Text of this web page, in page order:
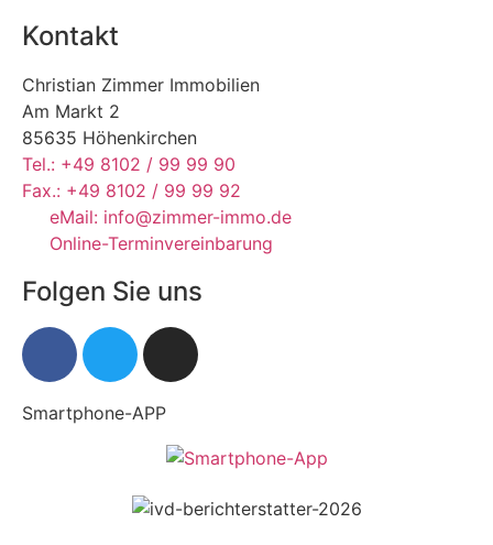
Kontakt
Christian Zimmer Immobilien
Am Markt 2
85635 Höhenkirchen
Tel.: +49 8102 / 99 99 90
Fax.: +49 8102 / 99 99 92
eMail: info@zimmer-immo.de
Online-Terminvereinbarung
Folgen Sie uns
Smartphone-APP